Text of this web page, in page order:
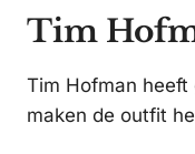
Tim
Tim Hofman heeft
maken de outfit